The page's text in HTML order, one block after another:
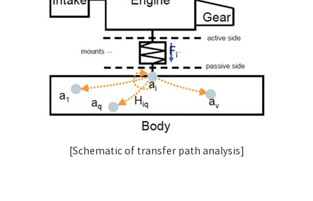
[Schematic of transfer path analysis]